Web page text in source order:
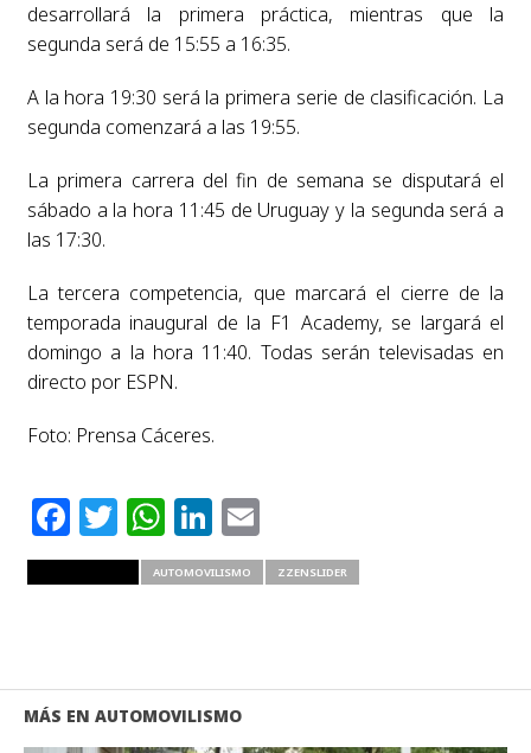
desarrollará la primera práctica, mientras que la
segunda será de 15:55 a 16:35.
A la hora 19:30 será la primera serie de clasificación. La
segunda comenzará a las 19:55.
La primera carrera del fin de semana se disputará el
sábado a la hora 11:45 de Uruguay y la segunda será a
las 17:30.
La tercera competencia, que marcará el cierre de la
temporada inaugural de la F1 Academy, se largará el
domingo a la hora 11:40. Todas serán televisadas en
directo por ESPN.
Foto: Prensa Cáceres.
Facebook
Twitter
WhatsApp
LinkedIn
Email
AUTOMOVILISMO ZZENSLIDER
MÁS EN AUTOMOVILISMO